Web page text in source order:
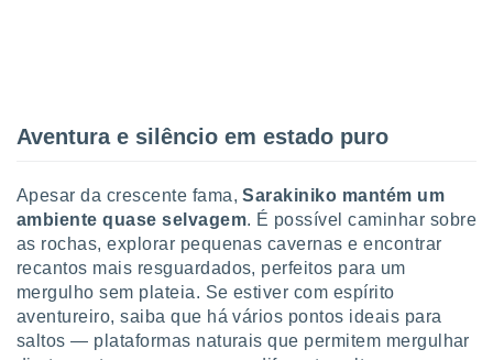
de
ou aceder
num
para
Aventura e silêncio em estado puro
Apesar da crescente fama,Sarakiniko mantém um
ambiente quase selvagem. É possível caminhar sobre
as rochas, explorar pequenas cavernas e encontrar
recantos mais resguardados, perfeitos para um
mergulho sem plateia. Se estiver com espírito
aventureiro, saiba que há vários pontos ideais para
saltos — plataformas naturais que permitem mergulhar